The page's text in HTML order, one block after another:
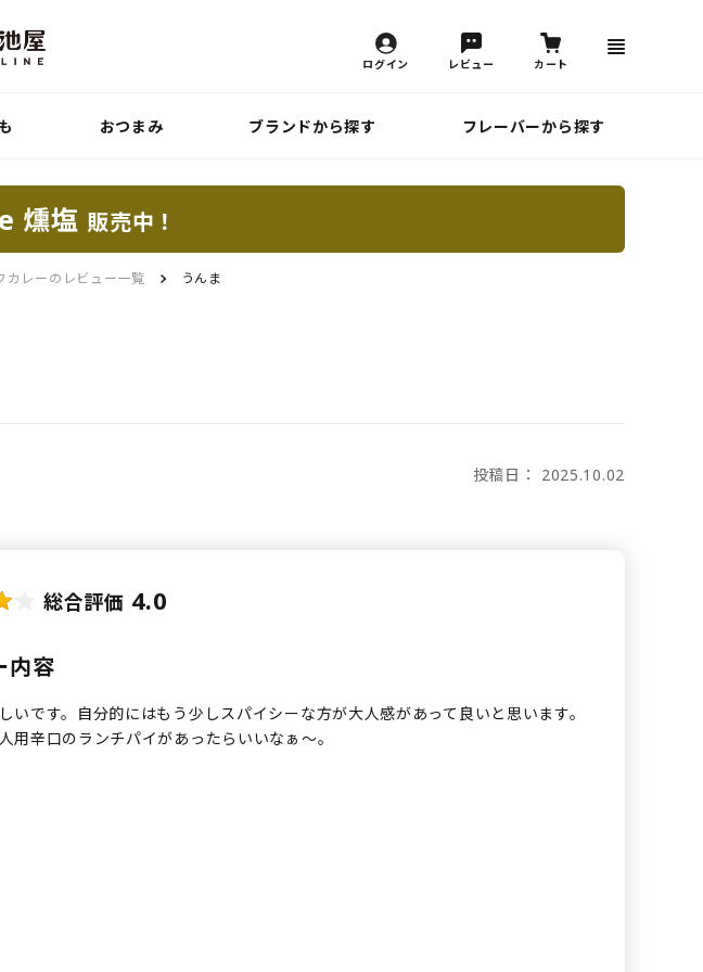
ログイン レビュー カート
おつまみ ブランドから探す フレーバーから探す
燻塩 販売中！
レーのレビュー一覧 うんま
投稿日： 2025.10.02
総合評価 4.0
内容
いです。自分的にはもう少しスパイシーな方が大人感があって良いと思います。
用辛口のランチパイがあったらいいなぁ〜。